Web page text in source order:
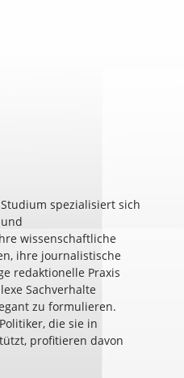
spezialisiert sich
wissenschaftliche
ihre journalistische
redaktionelle Praxis
Sachverhalte
zu formulieren.
die sie in
profitieren davon